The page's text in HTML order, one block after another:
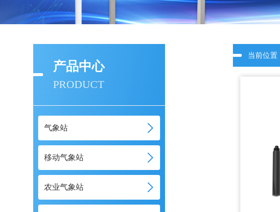
产品中心
PRODUCT
气象站
移动气象站
农业气象站
当前位置